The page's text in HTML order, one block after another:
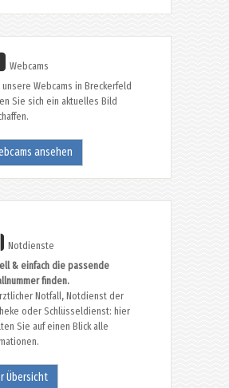
Webcams
unsere Webcams in Breckerfeld
Sie sich ein aktuelles Bild
ansehen
Notdienste
& einfach die passende
finden.
Notfall, Notdienst der
oder Schlüsseldienst: hier
Sie auf einen Blick alle
Übersicht